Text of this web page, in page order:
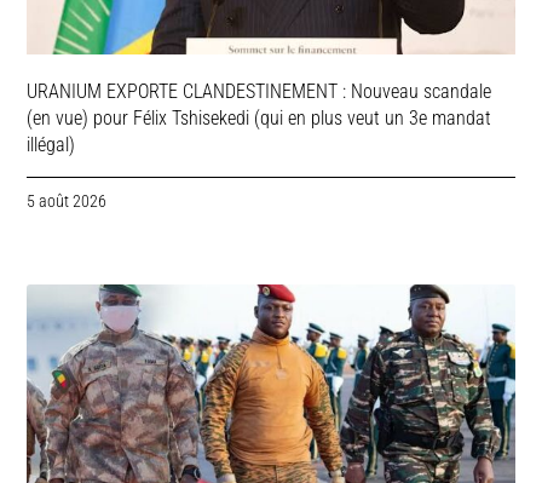
URANIUM EXPORTE CLANDESTINEMENT : Nouveau scandale
(en vue) pour Félix Tshisekedi (qui en plus veut un 3e mandat
illégal)
5 août 2026